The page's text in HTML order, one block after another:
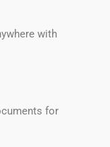
with
for